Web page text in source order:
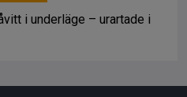
i underläge – urartade i